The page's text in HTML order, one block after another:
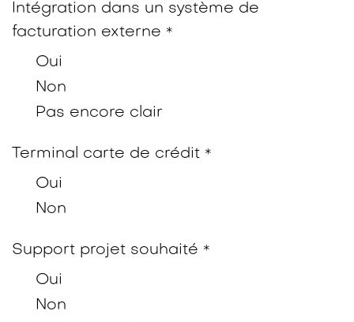
Intégration dans un système de
facturation externe *
Oui
Non
Pas encore clair
Terminal carte de crédit *
Oui
Non
Support projet souhaité *
Oui
Non